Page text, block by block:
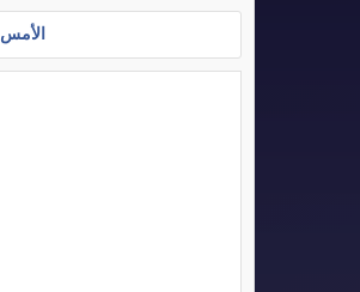
الأمس